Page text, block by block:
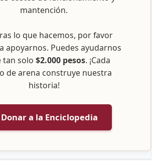
mantención.
lo que hacemos, por favor
apoyarnos. Puedes ayudarnos
tan solo $2.000 pesos. ¡Cada
de arena construye nuestra
historia!
a la Enciclopedia